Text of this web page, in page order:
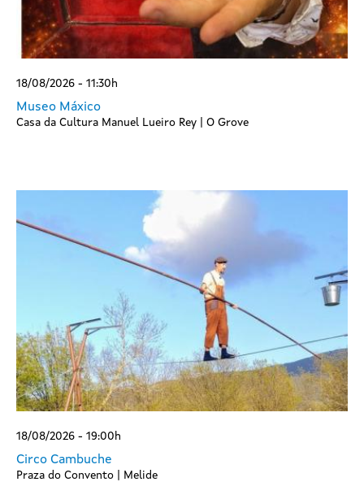
18/08/2026 - 11:30h
Museo Máxico
Casa da Cultura Manuel Lueiro Rey | O Grove
18/08/2026 - 19:00h
Circo Cambuche
Praza do Convento | Melide